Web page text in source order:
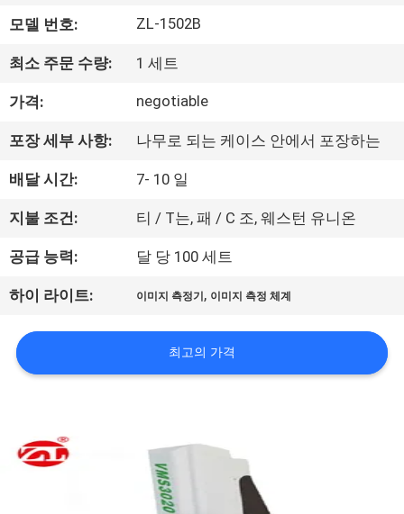
영
우
리
에
대
하
여
공
행
모델 번호: ZL-1502B
최소 주문 수량: 1 세트
가격: negotiable
포장 세부 사항: 나무로 되는 케이스 안에서 포장하는
배달 시간: 7- 10 일
지불 조건: 티 / T는, 패 / C 조, 웨스턴 유니온
공급 능력: 달 당 100 세트
하이 라이트: 이미지 측정기 , 이미지 측정 체계
최고의 가격